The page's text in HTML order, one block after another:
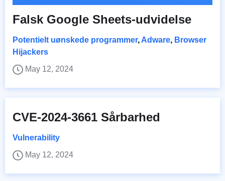
Falsk Google Sheets-udvidelse
Potentielt uønskede programmer, Adware, Browser
Hijackers
May 12, 2024
CVE-2024-3661 Sårbarhed
Vulnerability
May 12, 2024